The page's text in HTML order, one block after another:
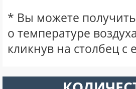
* Вы можете
о температуре
кликнув на столбец с